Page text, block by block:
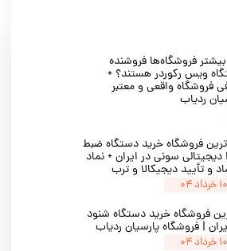
فروشگاه‌ها فروشنده
ویس رکوردر هستند؟ +
فروشگاه واقعی و معتبر
ردیاب
فروشگاه خرید دستگاه ضبط
سونی در ایران + نماد
و تأیید دیجیکالا و ترب
۱۰ خرداد ۰۴
فروشگاه خرید دستگاه شنود
| فروشگاه پارسیان ردیاب
۱۰ خرداد ۰۴